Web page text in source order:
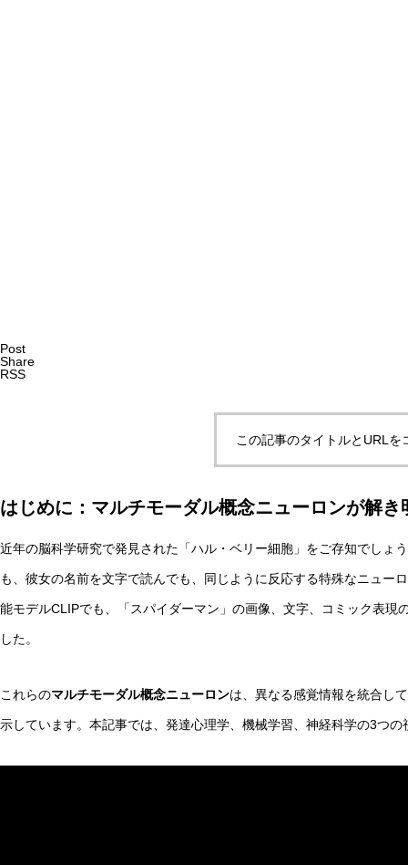
自律型AIエージェントと観測者の違いとは？統一理論枠組
Post
Share
RSS
この記事のタイトルとURLを
はじめに：マルチモーダル概念ニューロンが解き
近年の脳科学研究で発見された「ハル・ベリー細胞」をご存知でしょ
も、彼女の名前を文字で読んでも、同じように反応する特殊なニュー
能モデルCLIPでも、「スパイダーマン」の画像、文字、コミック表現
した。
これらのマルチモーダル概念ニューロンは、異なる感覚情報を統合し
示しています。本記事では、発達心理学、機械学習、神経科学の3つ